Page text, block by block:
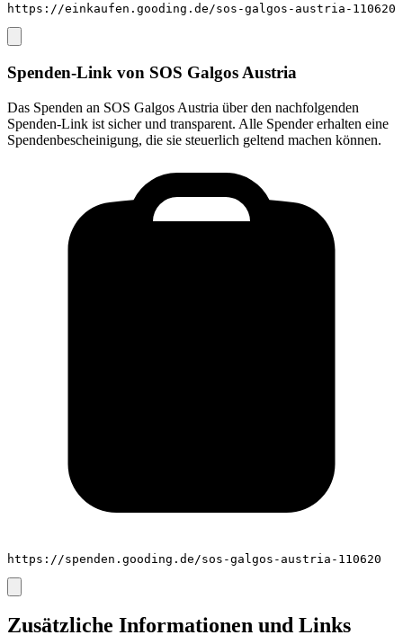
https://einkaufen.gooding.de/sos-galgos-austria-110620
Spenden-Link von SOS Galgos Austria
Das Spenden an SOS Galgos Austria über den nachfolgenden
Spenden-Link ist sicher und transparent. Alle Spender erhalten eine
Spendenbescheinigung, die sie steuerlich geltend machen können.
https://spenden.gooding.de/sos-galgos-austria-110620
Zusätzliche Informationen und Links